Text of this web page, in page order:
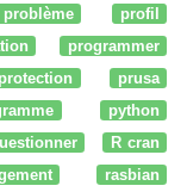
problème
profil
programmer
protection
prusa
python
R cran
rasbian